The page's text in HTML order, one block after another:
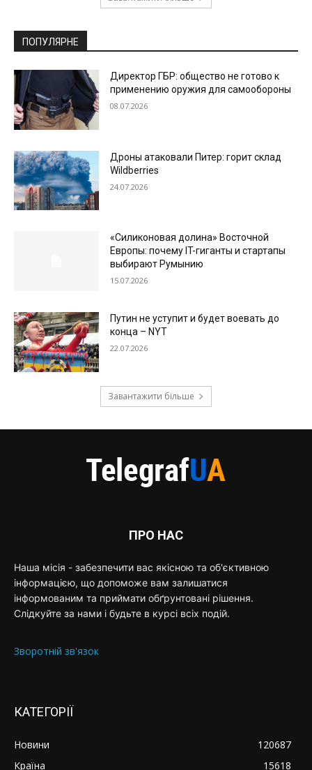
ПОПУЛЯРНЕ
Директор ГБР: общество не готово к
применению оружия для самообороны
08.07.2026
Дроны атаковали Питер: горит склад
Wildberries
24.07.2026
«Силиконовая долина» Восточной
Европы: почему IT-гиганты и стартапы
выбирают Румынию
15.07.2026
Путин не уступит и будет воевать до
конца – NYT
22.07.2026
Завантажити більше
ПРО НАС
Наша місія - забезпечити вас якісною та об'єктивною
інформацією, що допоможе вам залишатися
інформованим та приймати обґрунтовані рішення.
Слідкуйте за нами і будьте в курсі всіх подій.
Зворотній зв'язок
КАТЕГОРІЇ
Новини
120687
Країна
15618